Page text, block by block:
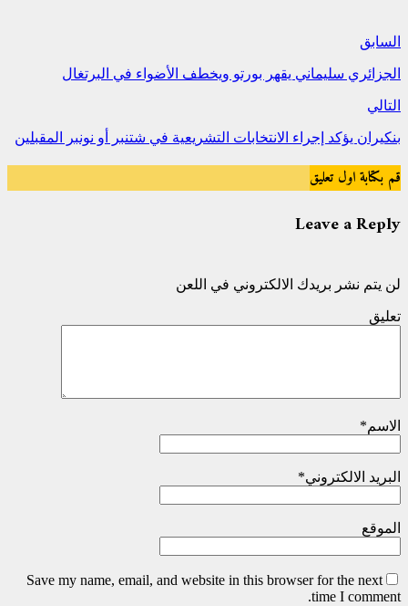
السابق
الجزائري سليماني يقهر بورتو ويخطف الأضواء في البرتغال
التالي
بنكيران يؤكد إجراء الانتخابات التشريعية في شتنبر أو نونبر المقبلين
قم بكتابة اول تعليق
Leave a Reply
لن يتم نشر بريدك الالكتروني في اللعن
تعليق
الاسم*
البريد الالكتروني*
الموقع
Save my name, email, and website in this browser for the next
time I comment.